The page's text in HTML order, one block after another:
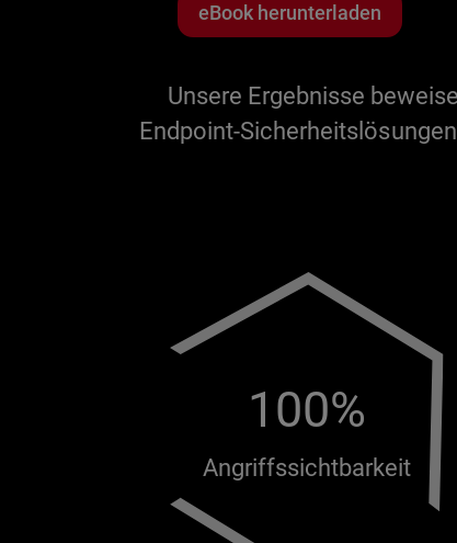
eBook herunterladen
Unsere Ergebnisse
Endpoint-
100%
Angriffssichtbarkeit